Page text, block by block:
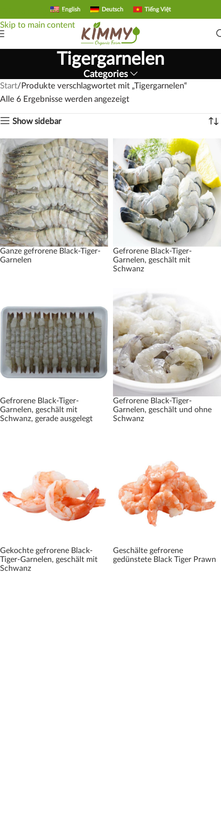
Skip to navigation
Skip to main content
English Deutsch Tiếng Việt
Tigergarnelen
Categories
Start
Produkte verschlagwortet mit „Tigergarnelen“
Alle 6 Ergebnisse werden angezeigt
Show sidebar
Ganze gefrorene Black-Tiger-
Garnelen
Gefrorene Black-Tiger-
Garnelen, geschält mit
Schwanz
Gefrorene Black-Tiger-
Garnelen, geschält mit
Schwanz, gerade ausgelegt
Gefrorene Black-Tiger-
Garnelen, geschält und ohne
Schwanz
Gekochte gefrorene Black-
Tiger-Garnelen, geschält mit
Schwanz
Geschälte gefrorene
gedünstete Black Tiger Prawn